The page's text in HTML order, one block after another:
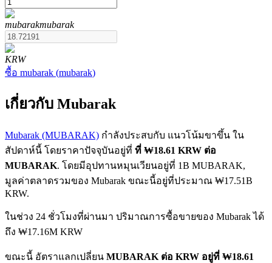
ฟิวเจอร์สที่ใช้ USDT เป็นหลักประกัน
ฟิวเจอร์ส COIN-M
ฟิวเจอร์สสกุลเงินดิจิทัล
อนุพันธ์ของหุ้น ฟอเร็กซ์ โลหะมีค่า และสินค้าโภคภัณฑ์
mubarakmubarak
KRW
ซื้อ mubarak (mubarak)
เกี่ยวกับ Mubarak
Mubarak (MUBARAK) กำลังประสบกับ แนวโน้มขาขึ้น ใน
สัปดาห์นี้ โดยราคาปัจจุบันอยู่ที่ ที่ ₩18.61 KRW ต่อ
MUBARAK. โดยมีอุปทานหมุนเวียนอยู่ที่ 1B MUBARAK,
มูลค่าตลาดรวมของ Mubarak ขณะนี้อยู่ที่ประมาณ ₩17.51B
KRW.
ในช่วง 24 ชั่วโมงที่ผ่านมา ปริมาณการซื้อขายของ Mubarak ได้
ถึง ₩17.16M KRW
ขณะนี้ อัตราแลกเปลี่ยน MUBARAK ต่อ KRW อยู่ที่ ₩18.61